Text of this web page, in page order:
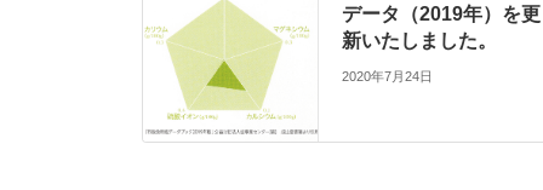
データ（2019年）を更
新いたしました。
2020年7月24日